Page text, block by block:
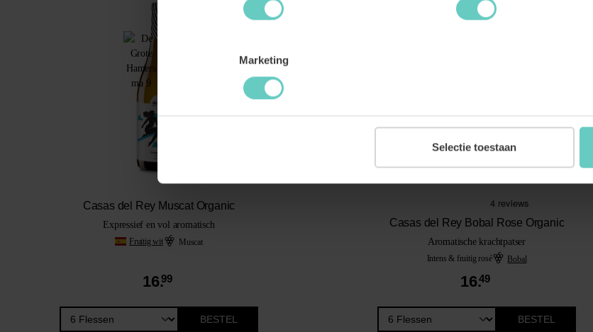
Marketing
Selectie toestaan
Casas del Rey Muscat Organic
Expressief en vol aromatisch
Fruitig wit Muscat
16.99
BESTEL
Casas del Rey Bobal Rose Organic
Aromatische krachtpatser
Intens & fruitig rosé Bobal
16.49
BESTEL